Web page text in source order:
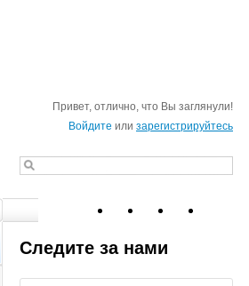
Привет, отлично, что Вы заглянули!
Войдите или зарегистрируйтесь
Следите за нами